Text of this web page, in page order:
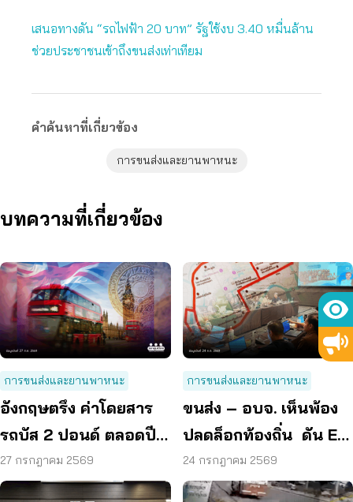
เสนอทางดัน “รถไฟฟ้า 20 บาท” รัฐใช้งบ 3.40 หมื่นล้าน
ช่วยประชาชนเข้าถึงขนส่งเท่าเทียม
คำค้นหาที่เกี่ยวข้อง
การขนส่งและยานพาหนะ
บทความที่เกี่ยวข้อง
การขนส่งและยานพาหนะ
อังกฤษตรึง ค่าโดยสาร
รถบัส 2 ปอนด์ ตลอดปี
70 ลดค่าครองชีพ
27 กรกฎาคม 2569
การขนส่งและยานพาหนะ
ขนส่ง – อบจ. เห็นพ้อง
ปลดล็อกท้องถิ่น ดัน EV
Bus อยุธยา
24 กรกฎาคม 2569